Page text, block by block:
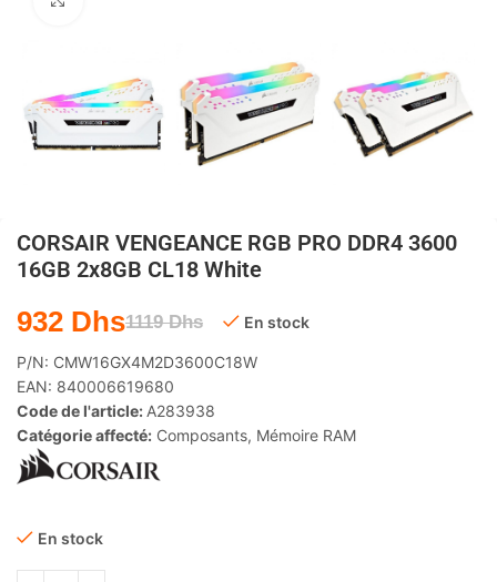
CORSAIR VENGEANCE RGB PRO DDR4 3600
16GB 2x8GB CL18 White
1119Dhs
932 Dhs En stock
P/N: CMW16GX4M2D3600C18W
EAN: 840006619680
Code de l'article: A283938
Catégorie affecté: Composants, Mémoire RAM
En stock